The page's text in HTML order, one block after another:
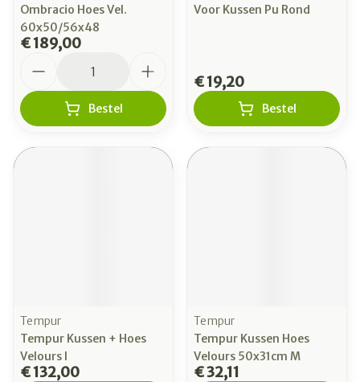
Ombracio Hoes Vel.
60x50/56x48
€ 189,00
Bestel
Voor Kussen Pu Rond
€ 19,20
Bestel
Tempur
Tempur Kussen + Hoes
Velours l
€ 132,00
Tempur
Tempur Kussen Hoes
Velours 50x31cm M
€ 32,11